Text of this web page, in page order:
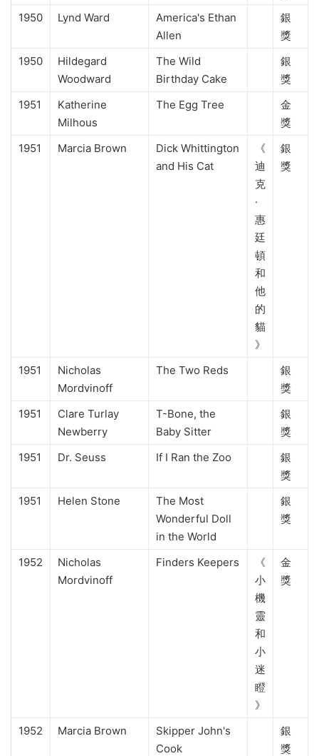
1950
Lynd Ward
America's Ethan
Allen
銀
獎
1950
Hildegard
Woodward
The Wild
Birthday Cake
銀
獎
1951
Katherine
Milhous
The Egg Tree
金
獎
1951
Marcia Brown
Dick Whittington
and His Cat
《
迪
克
·
惠
廷
頓
和
他
的
貓
》
銀
獎
1951
Nicholas
Mordvinoff
The Two Reds
銀
獎
1951
Clare Turlay
Newberry
T-Bone, the
Baby Sitter
銀
獎
1951
Dr. Seuss If I Ran the Zoo
銀
獎
1951
Helen Stone
The Most
Wonderful Doll
in the World
銀
獎
1952
Nicholas
Mordvinoff
Finders Keepers
《
小
機
靈
和
小
迷
瞪
》
金
獎
1952 Marcia Brown
Skipper John's
Cook
銀
獎